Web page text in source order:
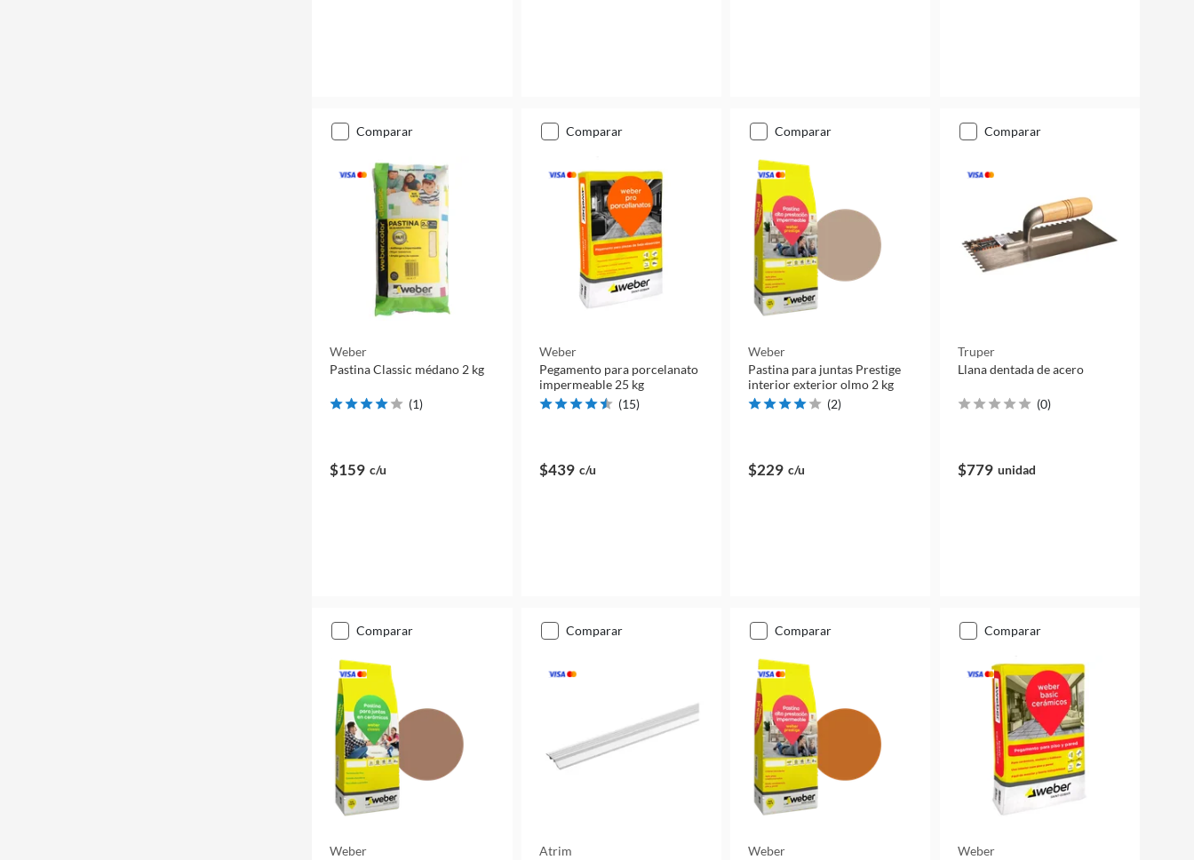
comparar
Weber
Pastina Classic médano 2 kg
(1)
$159 c/u
comparar
Weber
Pegamento para porcelanato
impermeable 25 kg
(15)
$439 c/u
comparar
Weber
Pastina para juntas Prestige
interior exterior olmo 2 kg
(2)
$229 c/u
comparar
Truper
Llana dentada de acero
(0)
$779 unidad
comparar
Weber
comparar
Atrim
comparar
Weber
comparar
Weber